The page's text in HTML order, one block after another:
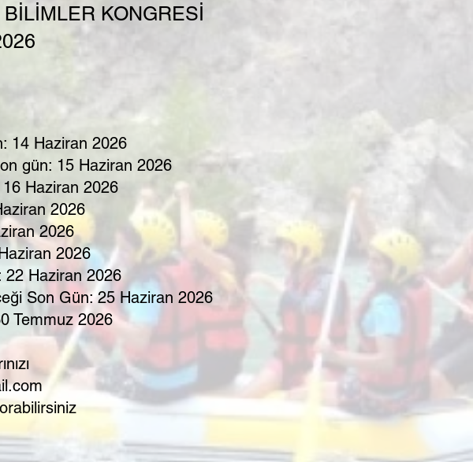
KONGRESİ
14 Haziran 2026
gün: 15 Haziran 2026
16 Haziran 2026
2026
2026
2026
22 Haziran 2026
Son Gün: 25 Haziran 2026
Temmuz 2026